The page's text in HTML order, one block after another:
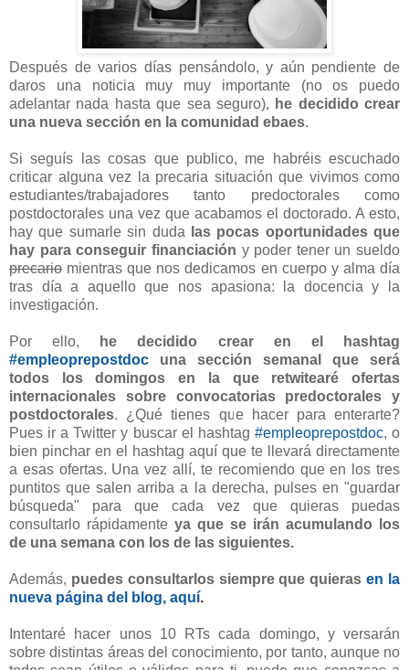
Después de varios días pensándolo, y aún pendiente de
daros una noticia muy muy importante (no os puedo
adelantar nada hasta que sea seguro), he decidido crear
una nueva sección en la comunidad ebaes.
Si seguís las cosas que publico, me habréis escuchado
criticar alguna vez la precaria situación que vivimos como
estudiantes/trabajadores tanto predoctorales como
postdoctorales una vez que acabamos el doctorado. A esto,
hay que sumarle sin duda
las pocas oportunidades que
hay para conseguir financiación y poder tener un sueldo
precario mientras que nos dedicamos en cuerpo y alma día
tras día a aquello que nos apasiona: la docencia y la
investigación.
Por ello,
he decidido crear en el hashtag
#empleoprepostdoc una sección semanal que será
todos los domingos en la que retwitearé ofertas
internacionales sobre convocatorias predoctorales y
postdoctorales. ¿Qué tienes que hacer para enterarte?
Pues ir a Twitter y buscar el hashtag #empleoprepostdoc, o
bien pinchar en el hashtag aquí que te llevará directamente
a esas ofertas. Una vez allí, te recomiendo que en los tres
puntitos que salen arriba a la derecha, pulses en "guardar
búsqueda" para que cada vez que quieras puedas
consultarlo rápidamente ya que se irán acumulando los
de una semana con los de las siguientes.
Además, puedes consultarlos siempre que quierasen la
nueva página del blog, aquí.
Intentaré hacer unos 10 RTs cada domingo, y versarán
sobre distintas áreas del conocimiento, por tanto, aunque no